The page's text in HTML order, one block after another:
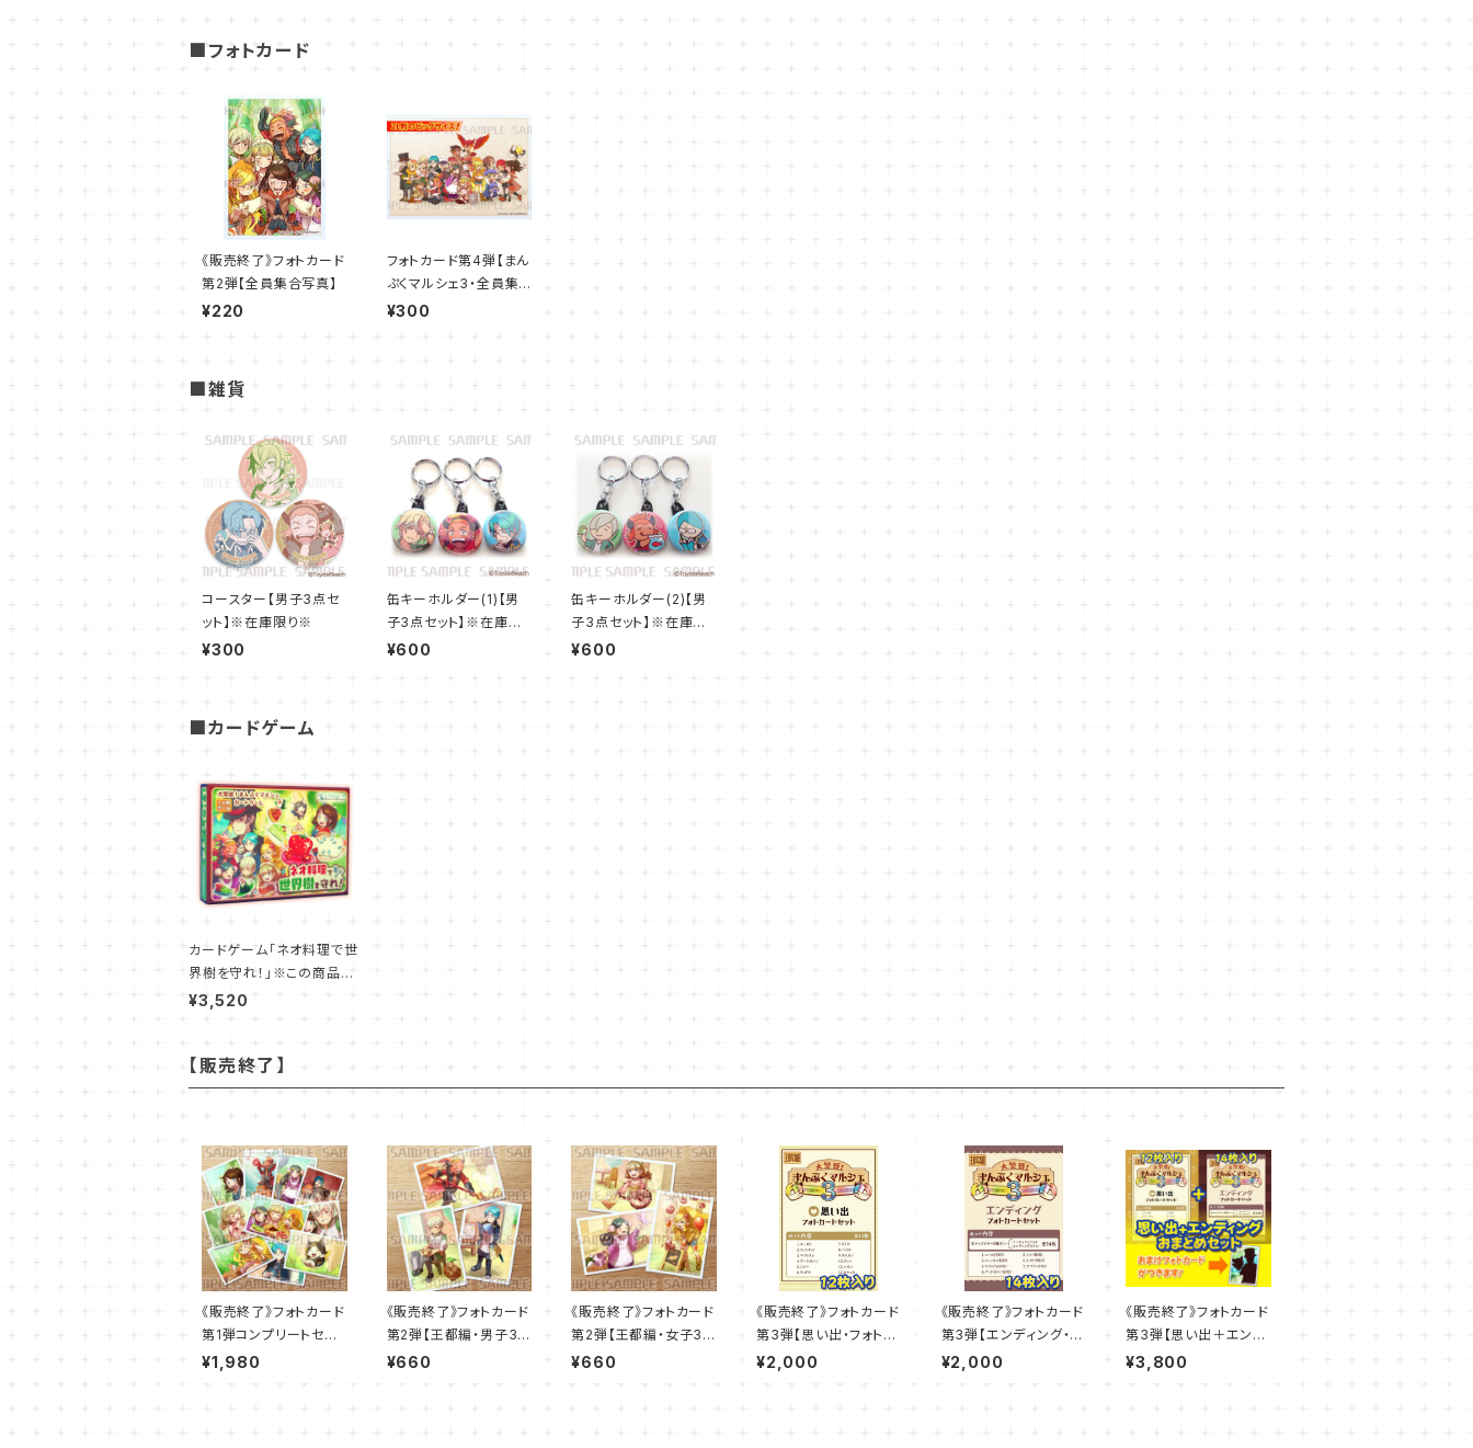
■フォトカード
《販売終了》フォトカード
第2弾【全員集合写真】
¥220
フォトカード第4弾【まん
ぷくマルシェ3・全員集
合】※在庫限り※
¥300
■雑貨
コースター【男子3点セ
ット】※在庫限り※
¥300
缶キーホルダー(1)【男
子3点セット】※在庫限
り※
¥600
缶キーホルダー(2)【男
子3点セット】※在庫限
り※
¥600
■カードゲーム
カードゲーム「ネオ料理で世
界樹を守れ！」※この商品は
送料無料です。
¥3,520
【販売終了】
《販売終了》フォトカード
第1弾コンプリートセット
【10枚】
¥1,980
《販売終了》フォトカード
第2弾【王都編・男子3点
セット】
¥660
《販売終了》フォトカード
第2弾【王都編・女子3点
セット】
¥660
《販売終了》フォトカード
第3弾【思い出・フォトカ
ードセット】
¥2,000
《販売終了》フォトカード
第3弾【エンディング・フ
ォトカードセット】
¥2,000
《販売終了》フォトカード
第3弾【思い出＋エンデ
ィング おまとめセット】
¥3,800